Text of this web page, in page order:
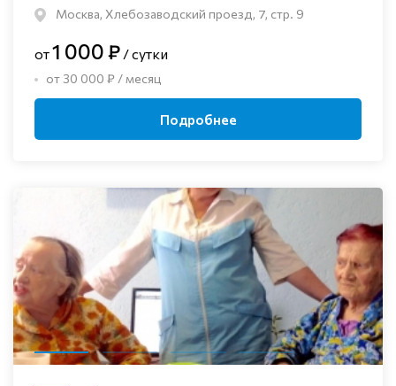
Москва, Хлебозаводский проезд, 7, стр. 9
от1 000 ₽ / сутки
от 30 000 ₽ / месяц
Подробнее